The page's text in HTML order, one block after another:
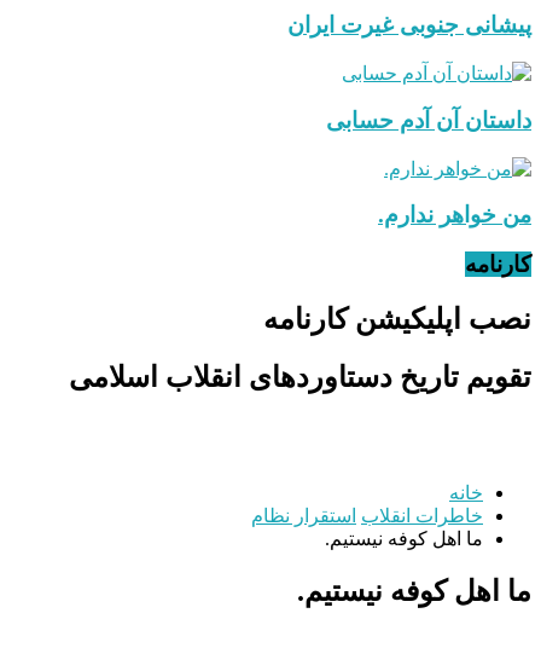
پیشانی جنوبی غیرت ایران
داستان آن آدم حسابی
من خواهر ندارم.
کارنامه
نصب اپلیکیشن کارنامه
تقویم تاریخ دستاوردهای انقلاب اسلامی
خانه
خاطرات انقلاب استقرار نظام
ما اهل کوفه نیستیم.
ما اهل کوفه نیستیم.